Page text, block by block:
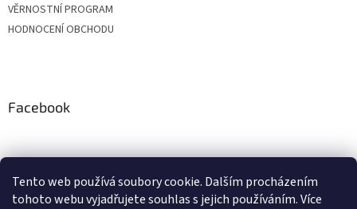
Tento web používá soubory cookie. Dalším procházením
tohoto webu vyjadřujete souhlas s jejich používáním. Více
VĚRNOSTNÍ PROGRAM
HODNOCENÍ OBCHODU
Facebook